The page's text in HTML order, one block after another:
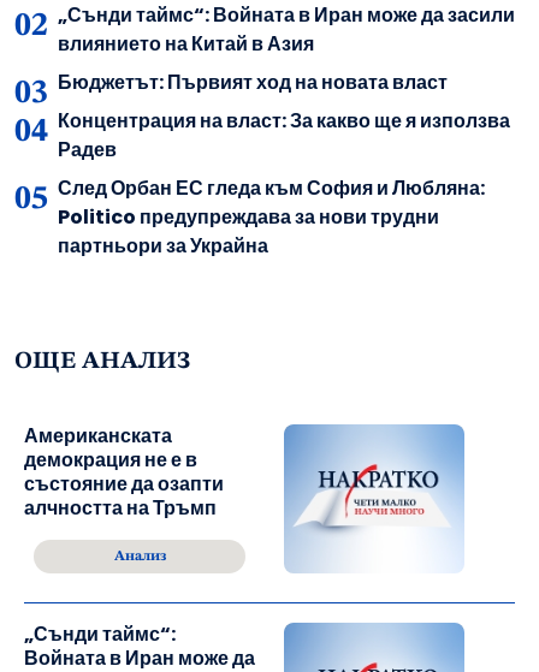
„Сънди таймс“: Войната в Иран може да засили
влиянието на Китай в Азия
Бюджетът: Първият ход на новата власт
Концентрация на власт: За какво ще я използва
Радев
След Орбан ЕС гледа към София и Любляна:
Politico предупреждава за нови трудни
партньори за Украйна
ОЩЕ АНАЛИЗ
Американската
демокрация не е в
състояние да озапти
алчността на Тръмп
Анализ
„Сънди таймс“:
Войната в Иран може да